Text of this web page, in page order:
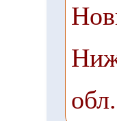
обл.